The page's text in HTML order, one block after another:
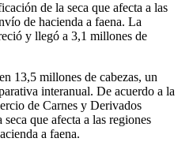
de la seca que afecta a las
de hacienda a faena. La
y llegó a 3,1 millones de
13,5 millones de cabezas, un
interanual. De acuerdo a la
de Carnes y Derivados
que afecta a las regiones
a faena.